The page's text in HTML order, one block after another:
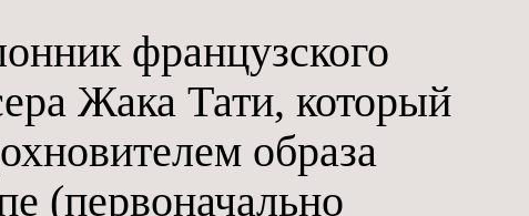
французского
Жака Тати, который
образа
(первоначально